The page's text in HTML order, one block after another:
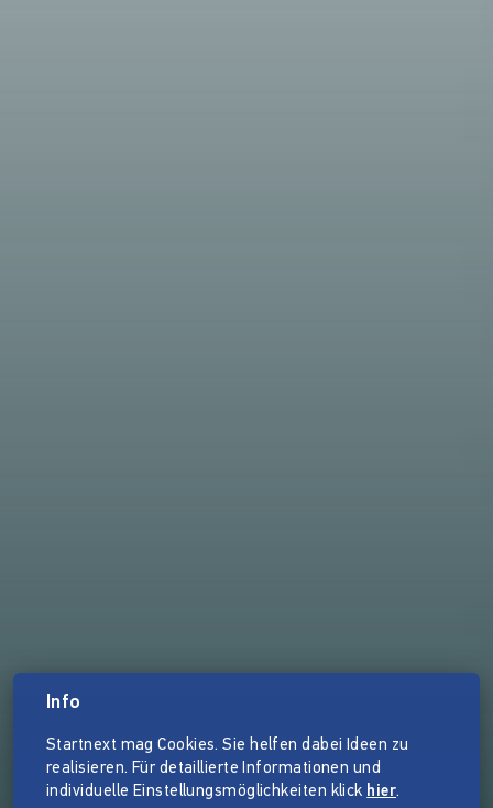
Info
Startnext mag Cookies. Sie helfen dabei Ideen zu
realisieren. Für detaillierte Informationen und
individuelle Einstellungsmöglichkeiten klick hier.